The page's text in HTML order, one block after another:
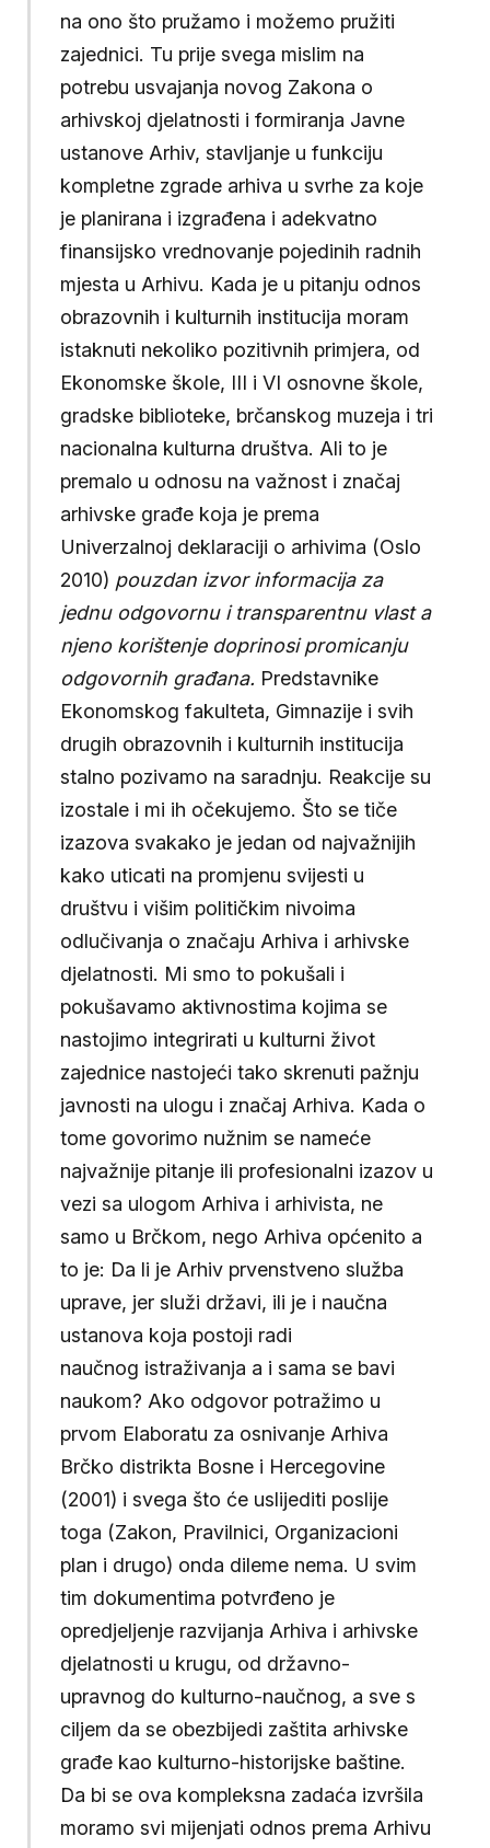
na ono što pružamo i možemo pružiti
zajednici. Tu prije svega mislim na
potrebu usvajanja novog Zakona o
arhivskoj djelatnosti i formiranja Javne
ustanove Arhiv, stavljanje u funkciju
kompletne zgrade arhiva u svrhe za koje
je planirana i izgrađena i adekvatno
finansijsko vrednovanje pojedinih radnih
mjesta u Arhivu. Kada je u pitanju odnos
obrazovnih i kulturnih institucija moram
istaknuti nekoliko pozitivnih primjera, od
Ekonomske škole, III i VI osnovne škole,
gradske biblioteke, brčanskog muzeja i tri
nacionalna kulturna društva. Ali to je
premalo u odnosu na važnost i značaj
arhivske građe koja je prema
Univerzalnoj deklaraciji o arhivima (Oslo
2010) pouzdan izvor informacija za
jednu odgovornu i transparentnu vlast a
njeno korištenje doprinosi promicanju
odgovornih građana. Predstavnike
Ekonomskog fakulteta, Gimnazije i svih
drugih obrazovnih i kulturnih institucija
stalno pozivamo na saradnju. Reakcije su
izostale i mi ih očekujemo. Što se tiče
izazova svakako je jedan od najvažnijih
kako uticati na promjenu svijesti u
društvu i višim političkim nivoima
odlučivanja o značaju Arhiva i arhivske
djelatnosti. Mi smo to pokušali i
pokušavamo aktivnostima kojima se
nastojimo integrirati u kulturni život
zajednice nastojeći tako skrenuti pažnju
javnosti na ulogu i značaj Arhiva. Kada o
tome govorimo nužnim se nameće
najvažnije pitanje ili profesionalni izazov u
vezi sa ulogom Arhiva i arhivista, ne
samo u Brčkom, nego Arhiva općenito a
to je: Da li je Arhiv prvenstveno služba
uprave, jer služi državi, ili je i naučna
ustanova koja postoji radi
naučnog istraživanja a i sama se bavi
naukom? Ako odgovor potražimo u
prvom Elaboratu za osnivanje Arhiva
Brčko distrikta Bosne i Hercegovine
(2001) i svega što će uslijediti poslije
toga (Zakon, Pravilnici, Organizacioni
plan i drugo) onda dileme nema. U svim
tim dokumentima potvrđeno je
opredjeljenje razvijanja Arhiva i arhivske
djelatnosti u krugu, od državno-
upravnog do kulturno-naučnog, a sve s
ciljem da se obezbijedi zaštita arhivske
građe kao kulturno-historijske baštine.
Da bi se ova kompleksna zadaća izvršila
moramo svi mijenjati odnos prema Arhivu